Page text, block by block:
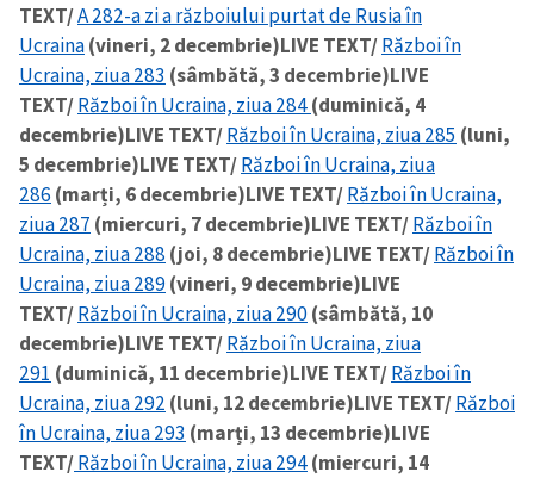
TEXT/A 282-a zi a războiului purtat de Rusia în
Ucraina(vineri, 2 decembrie)LIVE TEXT/Război în
Ucraina, ziua 283 (sâmbătă, 3 decembrie)LIVE
TEXT/Război în Ucraina, ziua 284(duminică, 4
decembrie)LIVE TEXT/Război în Ucraina, ziua 285 (luni,
5 decembrie)LIVE TEXT/Război în Ucraina, ziua
286 (marți, 6 decembrie)LIVE TEXT/Război în Ucraina,
ziua 287 (miercuri, 7 decembrie)LIVE TEXT/Război în
Ucraina, ziua 288 (joi, 8 decembrie)LIVE TEXT/Război în
Ucraina, ziua 289(vineri, 9 decembrie)LIVE
TEXT/Război în Ucraina, ziua 290(sâmbătă, 10
decembrie)LIVE TEXT/Război în Ucraina, ziua
291 (duminică, 11 decembrie)LIVE TEXT/Război în
Ucraina, ziua 292 (luni, 12 decembrie)LIVE TEXT/Război
în Ucraina, ziua 293 (marți, 13 decembrie)LIVE
TEXT/Război în Ucraina, ziua 294(miercuri, 14